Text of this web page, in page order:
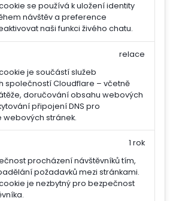
se používá k uložení identity
návštěv a preference
naši funkci živého chatu.
je součástí služeb
společností Cloudflare – včetně
doručování obsahu webových
připojení DNS pro
stránek.
relace
procházení návštěvníků tím,
požadavků mezi stránkami.
je nezbytný pro bezpečnost
1 rok